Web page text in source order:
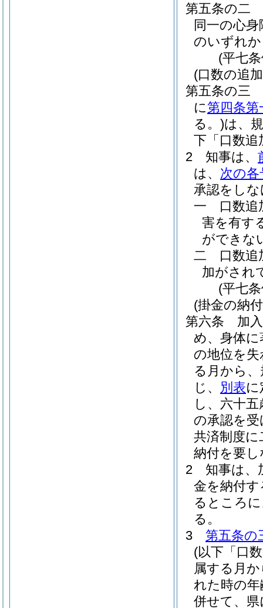
第五条の二
同一の心
のいずれ
(平七
(口数の追
第五条の三
に第四条第
る。)は、
下「口数追
2
知事は、
は、 次の各
承認をし
一
口数
害を有す
ができな
二
口数
加がされ
(平七
(掛金の納
第六条
加
め、身体
の地位を
る月から
じ、 別表
し、六十
の承認を
共済制度
納付を要
2
知事は、
金を納付
るところ
る。
3
第五条の
(以下「口
属する月
れた時の
併せて、